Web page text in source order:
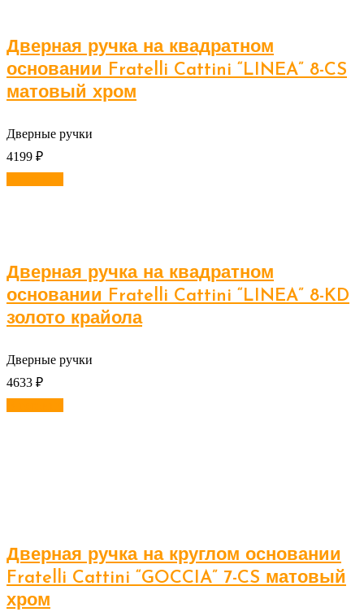
Дверная ручка на квадратном
основании Fratelli Cattini “LINEA” 8-CS
матовый хром
Дверные ручки
4199 ₽
Дверная ручка на квадратном
основании Fratelli Cattini “LINEA” 8-KD
золото крайола
Дверные ручки
4633 ₽
Дверная ручка на круглом основании
Fratelli Cattini “GOCCIA” 7-CS матовый
хром